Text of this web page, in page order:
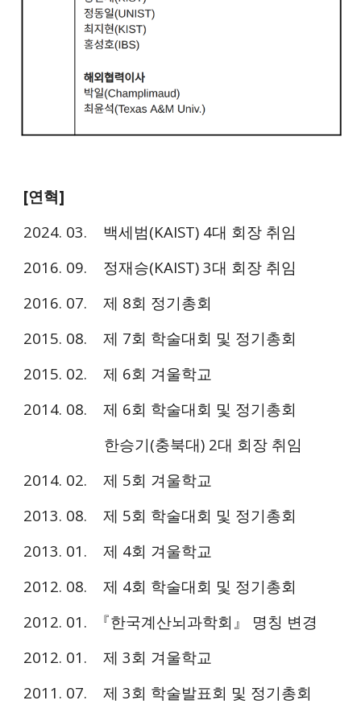
[연혁]
2024. 03. 백세범(KAIST) 4대 회장 취임
2016. 09. 정재승(KAIST) 3대 회장 취임
2016. 07. 제 8회 정기총회
2015. 08. 제 7회 학술대회 및 정기총회
2015. 02. 제 6회 겨울학교
2014. 08. 제 6회 학술대회 및 정기총회
한승기(충북대) 2대 회장 취임
2014. 02. 제 5회 겨울학교
2013. 08. 제 5회 학술대회 및 정기총회
2013. 01. 제 4회 겨울학교
2012. 08. 제 4회 학술대회 및 정기총회
2012. 01. 『한국계산뇌과학회』 명칭 변경
2012. 01. 제 3회 겨울학교
2011. 07. 제 3회 학술발표회 및 정기총회